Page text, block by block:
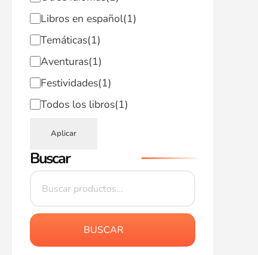
Libros en español(1)
Temáticas(1)
Aventuras(1)
Festividades(1)
Todos los libros(1)
Aplicar
Buscar
BUSCAR